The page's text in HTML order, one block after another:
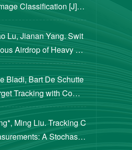
Classification [J]. S
1406-1415...
Lu, Jianan Yang. Swit
Airdrop of Heavy Pa
2023...
Bladi, Bart De Schutte
Tracking with Compl
Cont...
Ming Liu. Tracking C
A Stochastic